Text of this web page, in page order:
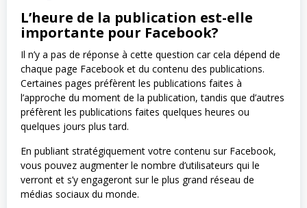
L’heure de la publication est-elle
importante pour Facebook?
Il n’y a pas de réponse à cette question car cela dépend de
chaque page Facebook et du contenu des publications.
Certaines pages préfèrent les publications faites à
l’approche du moment de la publication, tandis que d’autres
préfèrent les publications faites quelques heures ou
quelques jours plus tard.
En publiant stratégiquement votre contenu sur Facebook,
vous pouvez augmenter le nombre d’utilisateurs qui le
verront et s’y engageront sur le plus grand réseau de
médias sociaux du monde.